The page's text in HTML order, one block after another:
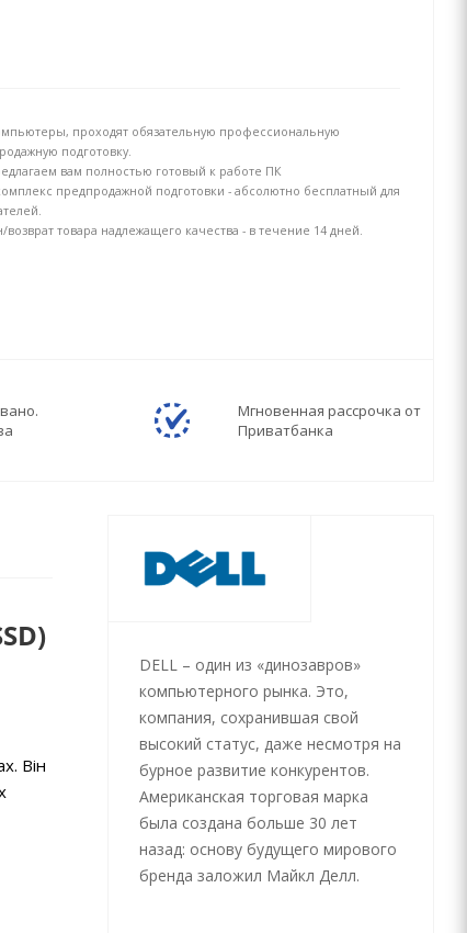
проходят обязательную профессиональную
подготовку.
вам полностью готовый к работе ПК
предпродажной подготовки - абсолютно бесплатный для
товара надлежащего качества - в течение 14 дней.
Мгновенная рассрочка от
Приватбанка
Він
DELL – один из «динозавров»
компьютерного рынка. Это,
компания, сохранившая свой
высокий статус, даже несмотря на
бурное развитие конкурентов.
Американская торговая марка
была создана больше 30 лет
назад: основу будущего мирового
бренда заложил Майкл Делл.